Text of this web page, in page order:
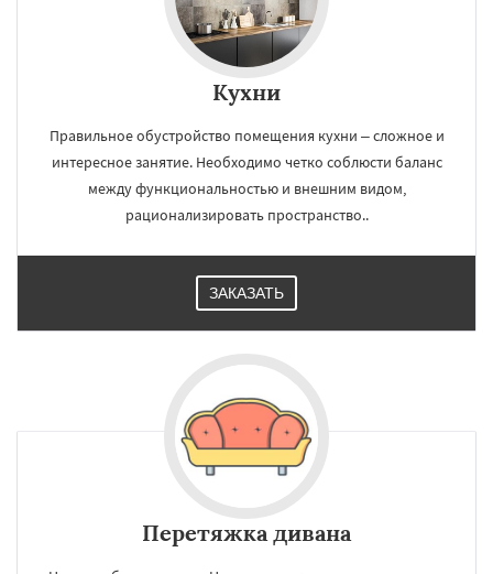
Кухни
Правильное обустройство помещения кухни – сложное и
интересное занятие. Необходимо четко соблюсти баланс
между функциональностью и внешним видом,
рационализировать пространство..
ЗАКАЗАТЬ
Перетяжка дивана